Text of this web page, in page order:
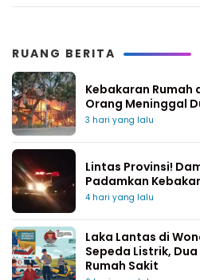
RUANG BERITA
Kebakaran Rumah
Orang Meninggal
3 hari yang lalu
Lintas Provinsi!
Padamkan
4 hari yang lalu
Laka Lantas di
Sepeda Listrik,
Rumah Sakit